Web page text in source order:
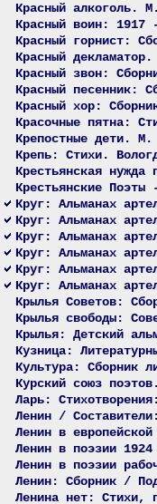
Красный алкоголь.
Красный воин: 1917
Красный горнист:
Красный
Красный звон:
Красный песенник:
Красный хор:
Красочные пятна:
Крепостные дети.
Крепь: Стихи.
Крестьянская
Крестьянские
Круг: Альманах
Круг: Альманах
Круг: Альманах
Круг: Альманах
Круг: Альманах
Круг: Альманах
Крылья Советов:
Крылья свободы:
Крылья: Детский
Кузница:
Культура: Сборник
Курский союз
Ларь:
Ленин /
Ленин в
Ленин в поэзии
Ленин в поэзии
Ленин: Сборник /
Ленина нет: Стихи,